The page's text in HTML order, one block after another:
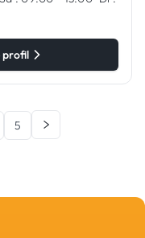
profil
5